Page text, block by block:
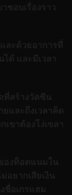
ชอบเรื่องราว
ละด้วยอาการที่
ด้ และมีเวลา
ที่สร้างวัคซีน
และถึงเวลาคิด
ขาต้องโง่เขลา
องท็อตแนมใน
อยากเสียเงิน
ชื่อเกรแฮม